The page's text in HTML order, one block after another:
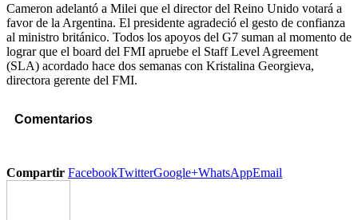
Cameron adelantó a Milei que el director del Reino Unido votará a
favor de la Argentina. El presidente agradeció el gesto de confianza
al ministro británico. Todos los apoyos del G7 suman al momento de
lograr que el board del FMI apruebe el Staff Level Agreement
(SLA) acordado hace dos semanas con Kristalina Georgieva,
directora gerente del FMI.
Comentarios
Compartir FacebookTwitterGoogle+WhatsAppEmail